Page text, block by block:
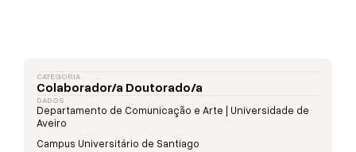
CATEGORIA
Colaborador/a Doutorado/a
DADOS
Departamento de Comunicação e Arte | Universidade de
Aveiro
Campus Universitário de Santiago